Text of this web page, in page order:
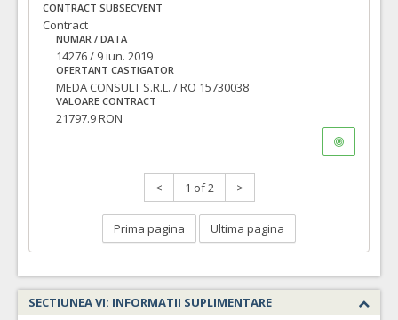
CONTRACT SUBSECVENT
Contract
NUMAR / DATA
14276 / 9 iun. 2019
OFERTANT CASTIGATOR
MEDA CONSULT S.R.L. / RO 15730038
VALOARE CONTRACT
21797.9 RON
< 1 of 2 >
Prima pagina Ultima pagina
SECTIUNEA VI: INFORMATII SUPLIMENTARE